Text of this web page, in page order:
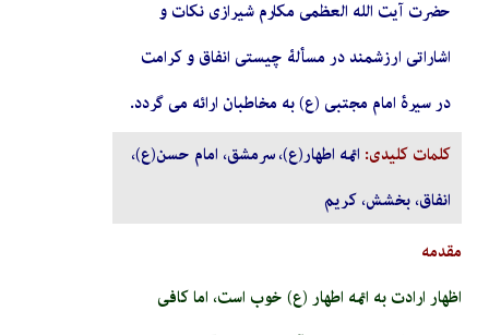
حضرت آیت الله العظمی مکارم شیرازی نکات و
اشاراتی ارزشمند در مسألۀ چیستی انفاق و کرامت
در سیرۀ امام مجتبی (ع) به مخاطبان ارائه می گردد.
کلمات کلیدی: ائمه اطهار(ع)، سرمشق، امام حسن(ع)،
انفاق، بخشش، کریم
مقدمه
اظهار ارادت به ائمه اطهار (ع) خوب است، اما کافی